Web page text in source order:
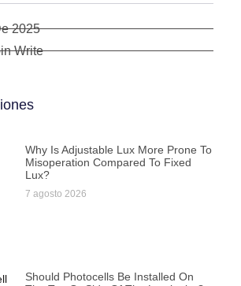
2025
Write
Why Is Adjustable Lux More Prone To
Misoperation Compared To Fixed
Lux?
7 agosto 2026
Should Photocells Be Installed On